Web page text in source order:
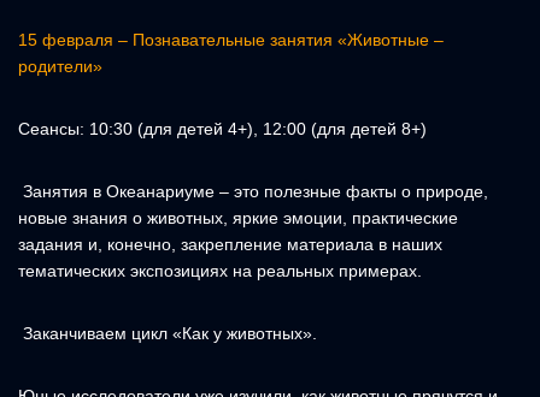
15 февраля – Познавательные занятия «Животные –
родители»
Сеансы: 10:30 (для детей 4+), 12:00 (для детей 8+)
Занятия в Океанариуме – это полезные факты о природе,
новые знания о животных, яркие эмоции, практические
задания и, конечно, закрепление материала в наших
тематических экспозициях на реальных примерах.
Заканчиваем цикл «Как у животных».